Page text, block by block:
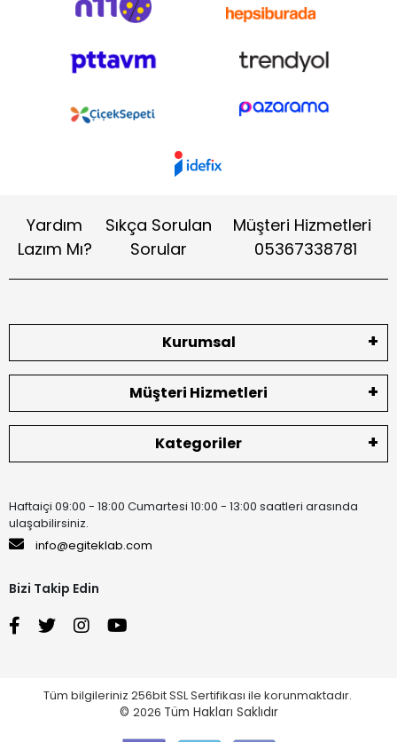
Yardım
Lazım Mı?
Sıkça Sorulan
Sorular
Müşteri Hizmetleri
05367338781
Kurumsal
Müşteri Hizmetleri
Kategoriler
Haftaiçi 09:00 - 18:00 Cumartesi 10:00 - 13:00 saatleri arasında
ulaşabilirsiniz.
info@egiteklab.com
Bizi Takip Edin
Tüm bilgileriniz 256bit SSL Sertifikası ile korunmaktadır.
© 2026 Tüm Hakları Saklıdır